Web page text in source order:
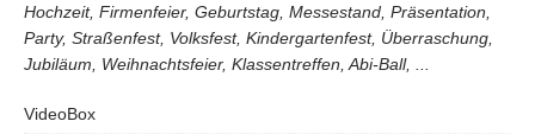
Hochzeit, Firmenfeier, Geburtstag, Messestand, Präsentation,
Party, Straßenfest, Volksfest, Kindergartenfest, Überraschung,
Jubiläum, Weihnachtsfeier, Klassentreffen, Abi-Ball, ...
VideoBox